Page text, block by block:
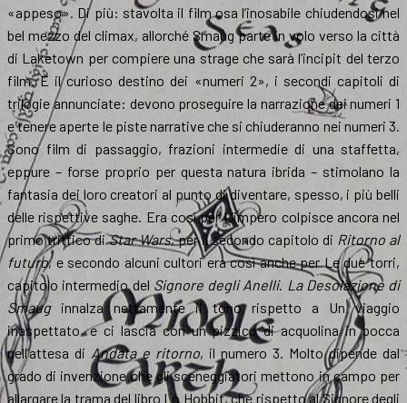
«appeso». Di più: stavolta il film osa l’inosabile chiudendosi nel
bel mezzo del climax, allorché Smaug parte in volo verso la città
di Laketown per compiere una strage che sarà l’incipit del terzo
film. È il curioso destino dei «numeri 2», i secondi capitoli di
trilogie annunciate: devono proseguire la narrazione dei numeri 1
e tenere aperte le piste narrative che si chiuderanno nei numeri 3.
Sono film di passaggio, frazioni intermedie di una staffetta,
eppure – forse proprio per questa natura ibrida – stimolano la
fantasia dei loro creatori al punto di diventare, spesso, i più belli
delle rispettive saghe. Era così per L’impero colpisce ancora nel
primo trittico diStar Wars, per il secondo capitolo di Ritorno al
futuro, e secondo alcuni cultori era così anche per Le due torri,
capitolo intermedio del Signore degli Anelli. La Desolazione di
Smauginnalza nettamente il tono rispetto a Un viaggio
inaspettato, e ci lascia con un pizzico di acquolina in bocca
nell’attesa di Andata e ritorno, il numero 3. Molto dipende dal
grado di invenzione che gli sceneggiatori mettono in campo per
allargare la trama del libro Lo Hobbit, che rispetto al Signore degli